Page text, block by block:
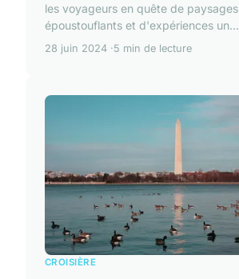
les voyageurs en quête de paysages
époustouflants et d'expériences un...
28 juin 2024 5 min de lecture
CROISIÈRE